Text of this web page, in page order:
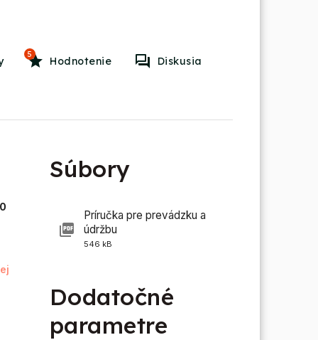
5
Hodnotenie Diskusia
Súbory
Príručka pre prevádzku a
údržbu
546 kB
Dodatočné
parametre